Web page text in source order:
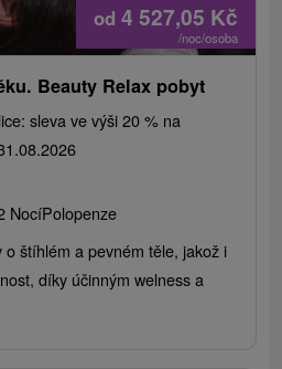
od 4 527,05 Kč
/noc/osoba
Beauty Relax pobyt
sleva ve výši 20 % na
NocíPolopenze
štíhlém a pevném těle, jakož i
díky účinným welness a